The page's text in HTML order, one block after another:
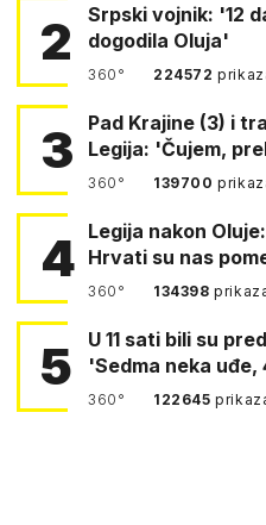
2
Srpski vojnik: '12
dogodila Oluja'
360° 224572
3
Pad Krajine (3) i
Legija: 'Čujem,
360° 139700
4 Legija nakon
Hrvati su nas
360° 134398
5
U 11 sati bili su pred Kninom. Gotovina:
'Sedma neka
360° 122645